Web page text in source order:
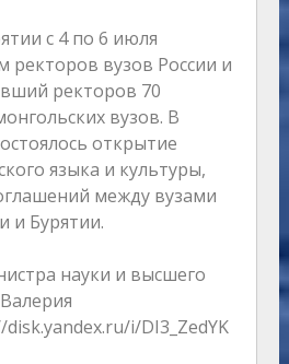
с 4 по 6 июля
ректоров вузов России и
ректоров 70
вузов. В
открытие
языка и культуры,
между вузами
и Бурятии.
науки и высшего
i/DI3_ZedYK